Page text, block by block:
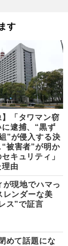
す
】「タワマン窃
逮捕、“黒ず
”が侵入する決
被害者”が明か
キュリティ」
由
が現地でハマっ
レンダーな美
ス”で証言
めて話題にな